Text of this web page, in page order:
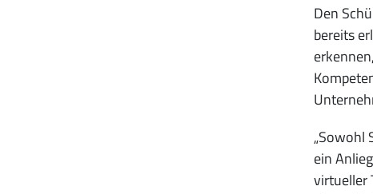
Den
bereits
„Sowohl
ein
virtueller